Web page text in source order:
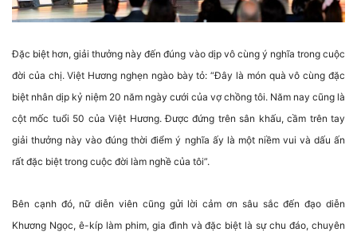
Đặc biệt hơn, giải thưởng này đến đúng vào dịp vô cùng ý nghĩa trong cuộc
đời của chị. Việt Hương nghẹn ngào bày tỏ:“Đây là món quà vô cùng đặc
biệt nhân dịp kỷ niệm 20 năm ngày cưới của vợ chồng tôi. Năm nay cũng là
cột mốc tuổi 50 của Việt Hương. Được đứng trên sân khấu, cầm trên tay
giải thưởng này vào đúng thời điểm ý nghĩa ấy là một niềm vui và dấu ấn
rất đặc biệt trong cuộc đời làm nghề của tôi”.
Bên cạnh đó, nữ diễn viên cũng gửi lời cảm ơn sâu sắc đến đạo diễn
Khương Ngọc, ê-kíp làm phim, gia đình và đặc biệt là sự chu đáo, chuyên